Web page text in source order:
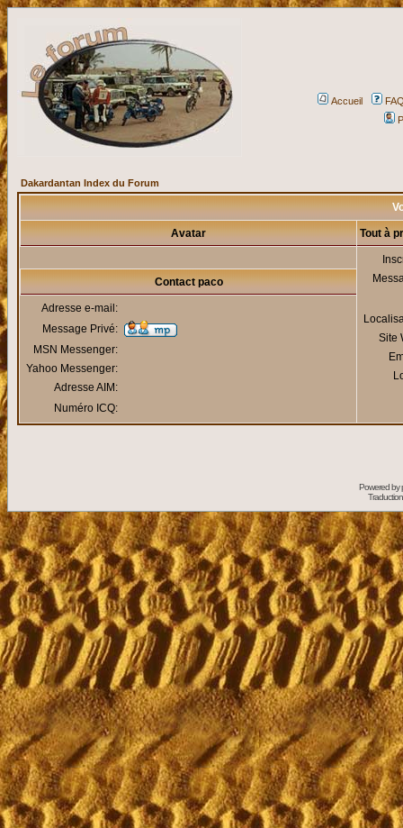
Accueil
Dakardantan Index du Forum
Avatar Tout à
Site
Contact paco
Adresse e-mail:
Message Privé:
MSN Messenger:
Yahoo Messenger:
Adresse AIM:
Numéro ICQ:
Powered by